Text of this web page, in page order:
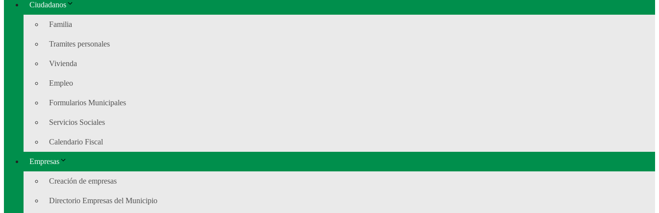
Ciudadanos
Familia
Tramites personales
Vivienda
Empleo
Formularios Municipales
Servicios Sociales
Calendario Fiscal
Empresas
Creación de empresas
Directorio Empresas del Municipio